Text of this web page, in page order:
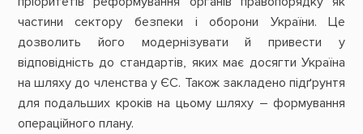
частини сектору безпеки і оборони України. Це
дозволить його модернізувати й привести у
відповідність до стандартів, яких має досягти Україна
на шляху до членства у ЄС. Також закладено підґрунтя
для подальших кроків на цьому шляху – формування
операційного плану.